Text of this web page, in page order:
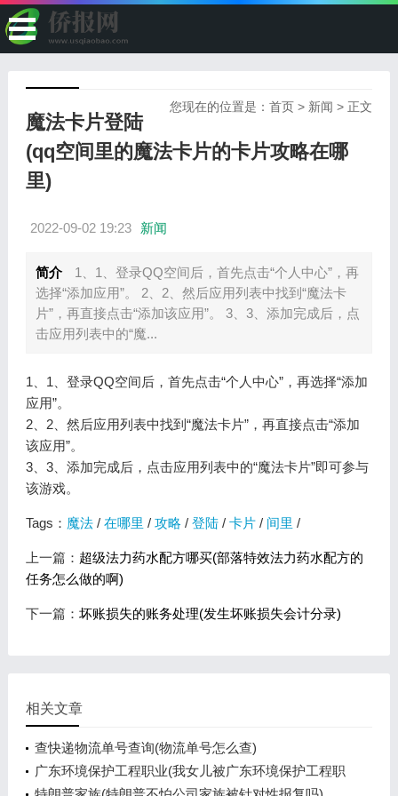
您现在的位置是：首页 > 新闻 > 正文
魔法卡片登陆
(qq空间里的魔法卡片的卡片攻略在哪
里)
2022-09-02 19:23 新闻
简介
1、1、登录QQ空间后，首先点击“个人中心”，再
选择“添加应用”。 2、2、然后应用列表中找到“魔法卡
片”，再直接点击“添加该应用”。 3、3、添加完成后，点
击应用列表中的“魔...
1、1、登录QQ空间后，首先点击“个人中心”，再选择“添加
应用”。
2、2、然后应用列表中找到“魔法卡片”，再直接点击“添加
该应用”。
3、3、添加完成后，点击应用列表中的“魔法卡片”即可参与
该游戏。
Tags： 魔法/ 在哪里 / 攻略/ 登陆/ 卡片/ 间里 /
上一篇： 超级法力药水配方哪买(部落特效法力药水配方的
任务怎么做的啊)
下一篇： 坏账损失的账务处理(发生坏账损失会计分录)
相关文章
查快递物流单号查询(物流单号怎么查)
广东环境保护工程职业(我女儿被广东环境保护工程职